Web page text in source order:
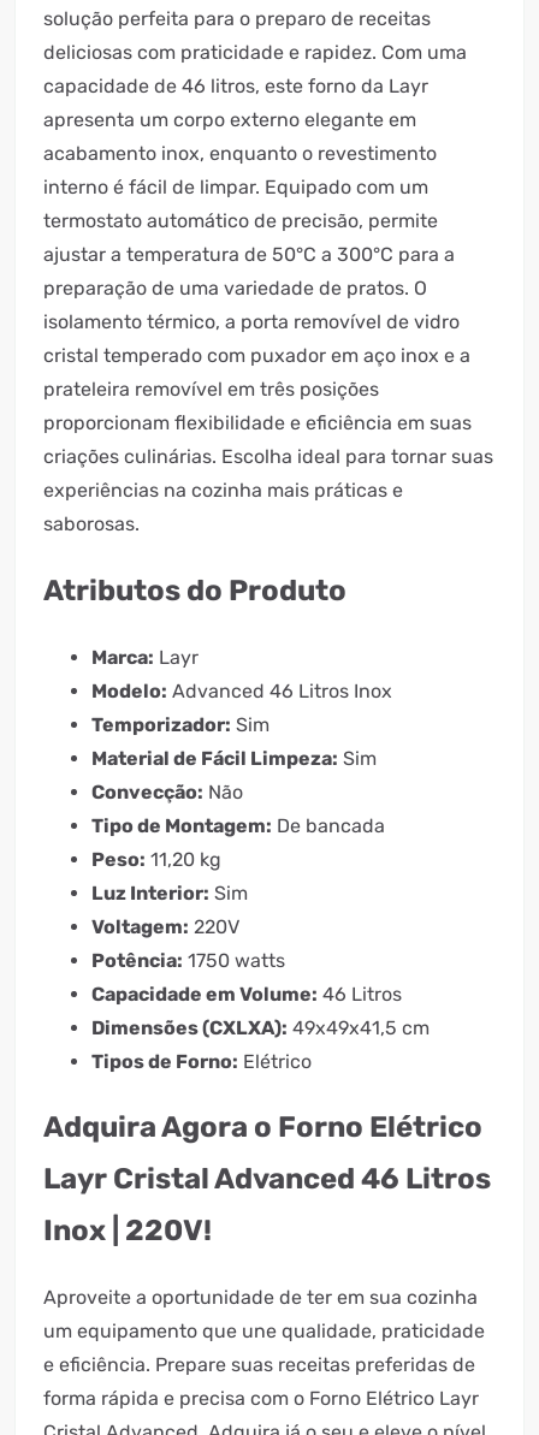
solução perfeita para o preparo de receitas
deliciosas com praticidade e rapidez. Com uma
capacidade de 46 litros, este forno da Layr
apresenta um corpo externo elegante em
acabamento inox, enquanto o revestimento
interno é fácil de limpar. Equipado com um
termostato automático de precisão, permite
ajustar a temperatura de 50°C a 300°C para a
preparação de uma variedade de pratos. O
isolamento térmico, a porta removível de vidro
cristal temperado com puxador em aço inox e a
prateleira removível em três posições
proporcionam flexibilidade e eficiência em suas
criações culinárias. Escolha ideal para tornar suas
experiências na cozinha mais práticas e
saborosas.
Atributos do Produto
Marca: Layr
Modelo: Advanced 46 Litros Inox
Temporizador: Sim
Material de Fácil Limpeza: Sim
Convecção: Não
Tipo de Montagem: De bancada
Peso: 11,20 kg
Luz Interior: Sim
Voltagem: 220V
Potência: 1750 watts
Capacidade em Volume: 46 Litros
Dimensões (CXLXA): 49x49x41,5 cm
Tipos de Forno: Elétrico
Adquira Agora o Forno Elétrico
Layr Cristal Advanced 46 Litros
Inox | 220V!
Aproveite a oportunidade de ter em sua cozinha
um equipamento que une qualidade, praticidade
e eficiência. Prepare suas receitas preferidas de
forma rápida e precisa com o Forno Elétrico Layr